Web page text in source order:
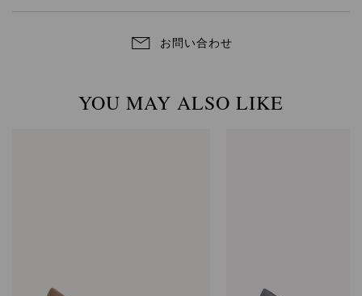
お問い合わせ
YOU MAY ALSO LIKE